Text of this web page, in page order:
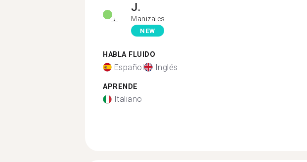
J.
Manizales
NEW
HABLA FLUIDO
Español Inglés
APRENDE
Italiano